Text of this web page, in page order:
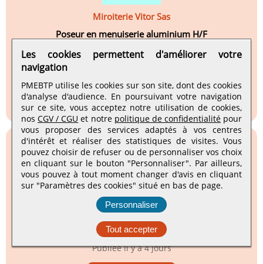
Miroiterie Vitor Sas
Poseur en menuiserie aluminium H/F
Bonneville, Auvergne-Rhône-Alpes
Publiée
il y a 4 jours
Voir l'annonce
Fbcc
Charge d'affaires / conducteur de travaux e...
Stains, Île-de-France
CDI
Publiéeil y a 4 jours
Les cookies permettent d'améliorer votre
navigation
PMEBTP utilise les cookies sur son site, dont des cookies
d'analyse d'audience. En poursuivant votre navigation
sur ce site, vous acceptez notre utilisation de cookies,
nos CGV / CGU et notre politique de confidentialité pour
vous proposer des services adaptés à vos centres
d'intérêt et réaliser des statistiques de visites.Vous
pouvez choisir de refuser ou de personnaliser vos choix
en cliquant sur le bouton "Personnaliser". Par ailleurs,
vous pouvez à tout moment changer d'avis en cliquant
sur "Paramètres des cookies" situé en bas de page.
Personnaliser
Tout accepter